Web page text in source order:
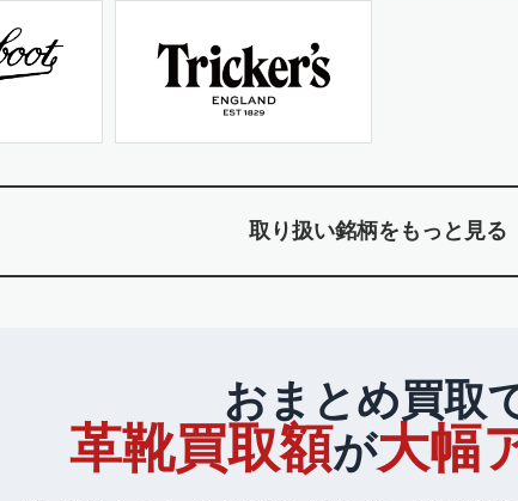
取り扱い銘柄をもっと見る
おまとめ買取
革靴買取額が大幅